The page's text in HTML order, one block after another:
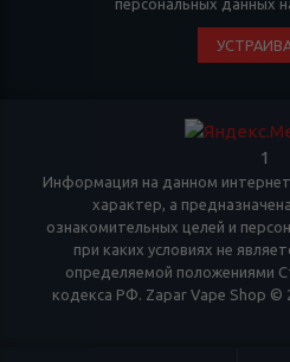
персональных данных
1
Информация на данном
характер, а
ознакомительных целей и
при каких условиях не
определяемой положениями
кодекса РФ. Zapar Vape Shop ©